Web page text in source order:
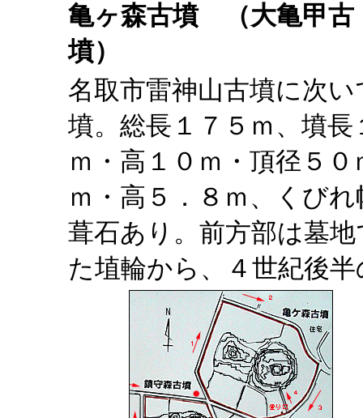
亀ヶ森古墳（大亀甲古
墳）
名取市雷神山古墳に次
墳。総長１７５ｍ、墳
ｍ・高１０ｍ・頂径５
ｍ・高５．８ｍ、くび
葺石あり。前方部は墓
た埴輪から、４世紀後